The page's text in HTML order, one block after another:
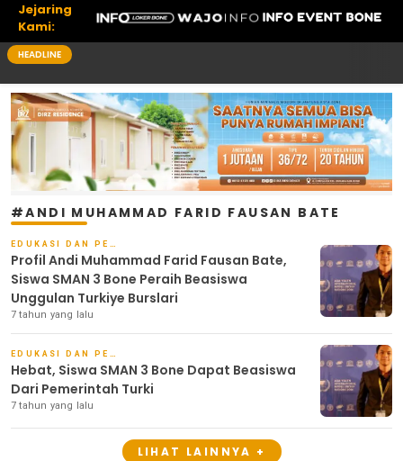
Jejaring
Kami:
HEADLINE
#ANDI MUHAMMAD FARID FAUSAN BATE
EDUKASI DAN PENDIDIKAN
Profil Andi Muhammad Farid Fausan Bate,
Siswa SMAN 3 Bone Peraih Beasiswa
Unggulan Turkiye Burslari
7 tahun yang lalu
EDUKASI DAN PENDIDIKAN
Hebat, Siswa SMAN 3 Bone Dapat Beasiswa
Dari Pemerintah Turki
7 tahun yang lalu
LIHAT LAINNYA +